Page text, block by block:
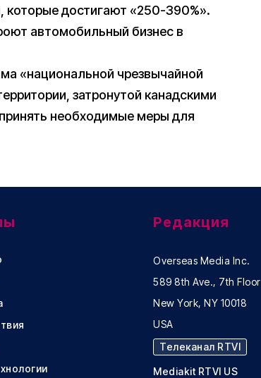
которые достигают «250-390%».
автомобильный бизнес в
«национальной чрезвычайной
затронутой канадскими
необходимые меры для
Редакция
Overseas Media Inc.
589 8th Ave., 7th Floor
New York, NY 10018
USA
Телеканал RTVI
Mediakit RTVI US